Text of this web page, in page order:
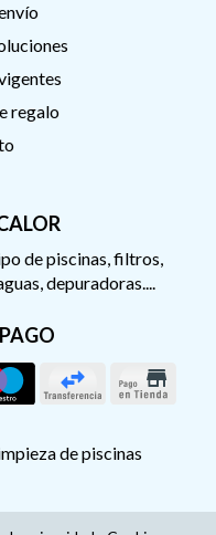
de piscinas, filtros,
depuradoras....
regalo
de piscinas